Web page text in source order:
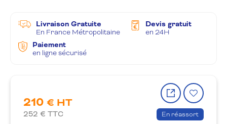
Livraison Gratuite
En France Métropolitaine
Devis gratuit
en 24H
Paiement
en ligne sécurisé
210 € HT
252 € TTC
Partager
le
produit
à
la
En réassort